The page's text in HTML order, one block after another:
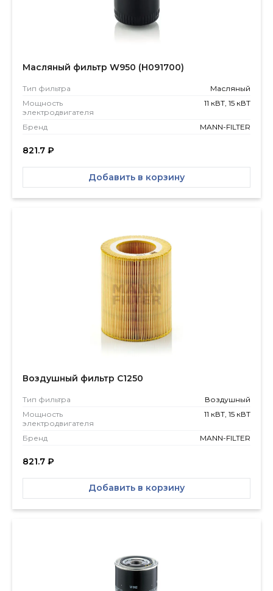
Масляный фильтр W950 (H091700)
Тип фильтра
Масляный
Мощность
электродвигателя
11 кВТ, 15 кВТ
Бренд MANN-FILTER
821.7 ₽
Добавить в корзину
Воздушный фильтр C1250
Тип фильтра
Воздушный
Мощность
электродвигателя
11 кВТ, 15 кВТ
Бренд MANN-FILTER
821.7 ₽
Добавить в корзину